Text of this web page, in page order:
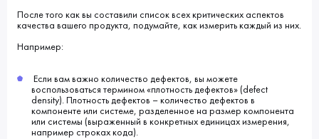
После того как вы составили список всех критических аспектов
качества вашего продукта, подумайте, как измерить каждый из них.
Например:
Если вам важно количество дефектов, вы можете
воспользоваться термином «плотность дефектов» (defect
density). Плотность дефектов – количество дефектов в
компоненте или системе, разделенное на размер компонента
или системы (выраженный в конкретных единицах измерения,
например строках кода).